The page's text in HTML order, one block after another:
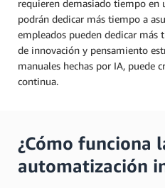
requieren demasiado tiempo en
podrán dedicar más tiempo a
empleados pueden dedicar más
de innovación y pensamiento
manuales hechas por IA, puede
continua.
¿Cómo funciona
automatización